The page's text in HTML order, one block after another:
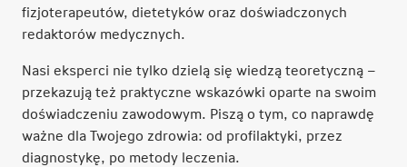
fizjoterapeutów, dietetyków oraz doświadczonych
redaktorów medycznych.
Nasi eksperci nie tylko dzielą się wiedzą teoretyczną –
przekazują też praktyczne wskazówki oparte na swoim
doświadczeniu zawodowym. Piszą o tym, co naprawdę
ważne dla Twojego zdrowia: od profilaktyki, przez
diagnostykę, po metody leczenia.